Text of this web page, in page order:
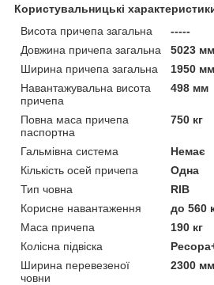
Користувальницькі
Висота причепа загальна
-----
Довжина причепа загальна
5023 мм
Ширина причепа загальна
1950 мм
Навантажувальна висота
причепа
498 мм
Повна маса причепа
паспортна
750 кг
Гальмівна система
Немає
Кількість осей причепа
Одна
Тип човна
RIB
Корисне навантаження
до 560
Маса причепа
190 кг
Колісна підвіска
Ширина перевезеної
човни
2300 мм